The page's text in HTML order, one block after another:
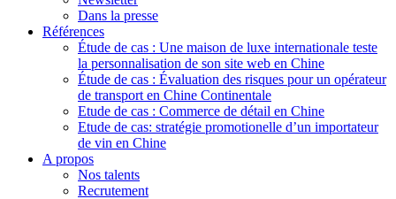
Dans la presse
Références
Étude de cas : Une maison de luxe internationale teste
la personnalisation de son site web en Chine
Étude de cas : Évaluation des risques pour un opérateur
de transport en Chine Continentale
Etude de cas : Commerce de détail en Chine
Etude de cas: stratégie promotionelle d’un importateur
de vin en Chine
A propos
Nos talents
Recrutement